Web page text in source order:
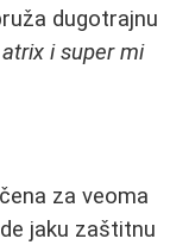
dugotrajnu
i super mi
za veoma
jaku zaštitnu